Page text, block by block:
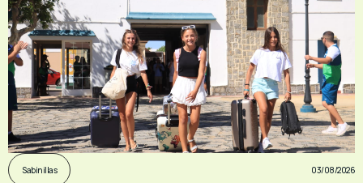
Sabinillas 03/08/2026